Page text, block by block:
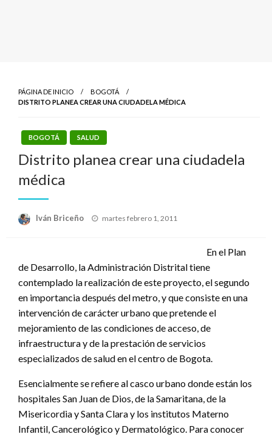
PÁGINA DE INICIO
BOGOTÁ
DISTRITO PLANEA CREAR UNA CIUDADELA MÉDICA
BOGOTÁ SALUD
Distrito planea crear una ciudadela
médica
Iván Briceño
Publicado
martes febrero 1, 2011
En el Plan
de Desarrollo, la Administración Distrital tiene
contemplado la realización de este proyecto, el segundo
en importancia después del metro, y que consiste en una
intervención de carácter urbano que pretende el
mejoramiento de las condiciones de acceso, de
infraestructura y de la prestación de servicios
especializados de salud en el centro de Bogota.
Esencialmente se refiere al casco urbano donde están los
hospitales San Juan de Dios, de la Samaritana, de la
Misericordia y Santa Clara y los institutos Materno
Infantil, Cancerológico y Dermatológico. Para conocer